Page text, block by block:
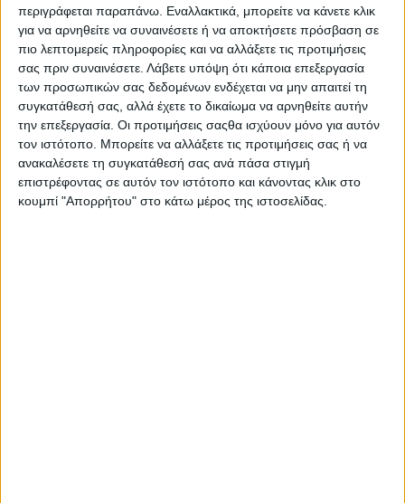
περιγράφεται παραπάνω. Εναλλακτικά, μπορείτε να κάνετε κλικ
για να αρνηθείτε να συναινέσετε ή να αποκτήσετε πρόσβαση σε
πιο λεπτομερείς πληροφορίες και να αλλάξετε τις προτιμήσεις
σας πριν συναινέσετε. Λάβετε υπόψη ότι κάποια επεξεργασία
των προσωπικών σας δεδομένων ενδέχεται να μην απαιτεί τη
συγκατάθεσή σας, αλλά έχετε το δικαίωμα να αρνηθείτε αυτήν
την επεξεργασία. Οι προτιμήσεις σαςθα ισχύουν μόνο για αυτόν
τον ιστότοπο. Μπορείτε να αλλάξετε τις προτιμήσεις σας ή να
ανακαλέσετε τη συγκατάθεσή σας ανά πάσα στιγμή
επιστρέφοντας σε αυτόν τον ιστότοπο και κάνοντας κλικ στο
κουμπί "Απορρήτου" στο κάτω μέρος της ιστοσελίδας.
Στη Nova οι αγώνες των Τσιτσιπά-
Σάκκαρη για το 134ο Wimbledon
28.06.2021 - 12:06
ΔΙΑΒΆΣΤΕ ΠΕΡΙΣΣΌΤΕΡΑ